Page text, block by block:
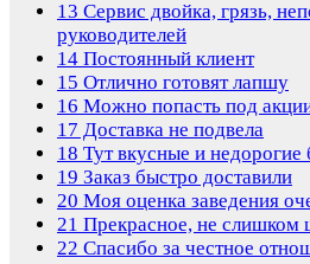
13 Сервис двойка, грязь,
руководителей
14 Постоянный клиент
15 Отлично готовят лапшу
16 Можно попасть под
17 Доставка не подвела
18 Тут вкусные и недорогие
19 Заказ быстро доставили
20 Моя оценка заведения
21 Прекрасное, не слишком
22 Спасибо за честное